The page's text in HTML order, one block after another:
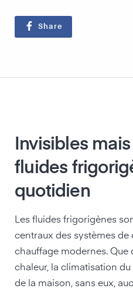
Share
Invisibles
fluides
quotidien
Les fluides frigorigènes
centraux des systèmes de
chauffage modernes. Que
chaleur, la climatisation
de la maison, sans eux,